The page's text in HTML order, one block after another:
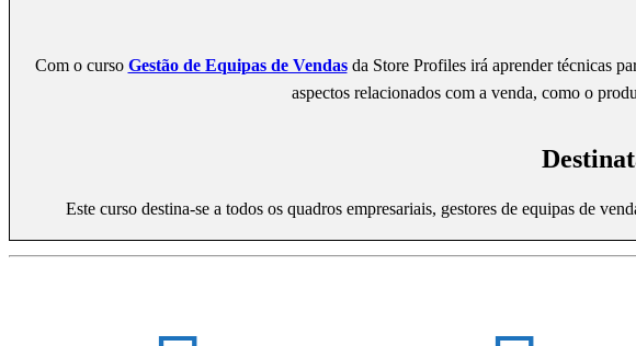
Com o curso Gestão de Equipas de Vendasda Store Profiles irá aprender técnicas
aspectos relacionados com a venda, como o
Este curso destina-se a todos os quadros empresariais, gestores de equipas de